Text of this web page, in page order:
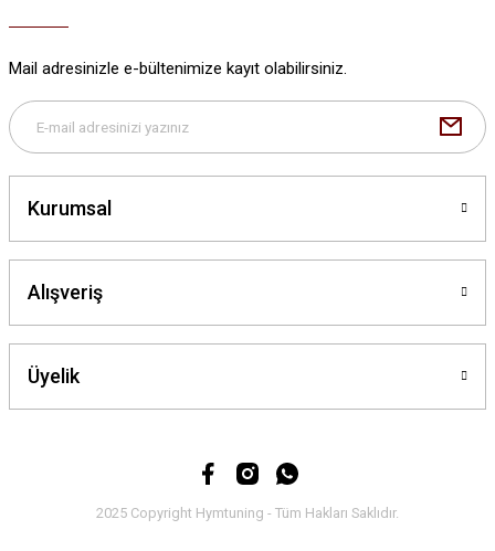
Bu ürüne benzer farklı alternatifler olmalı.
Mail adresinizle e-bültenimize kayıt olabilirsiniz.
Kurumsal
Alışveriş
Üyelik
2025 Copyright Hymtuning - Tüm Hakları Saklıdır.